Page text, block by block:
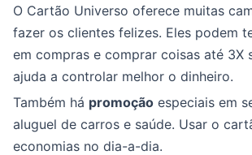
O Cartão Universo oferece muitas
fazer os clientes felizes. Eles podem
em compras e comprar coisas até 3X
ajuda a controlar melhor o dinheiro.
Também há promoção especiais em
aluguel de carros e saúde. Usar o
economias no dia-a-dia.